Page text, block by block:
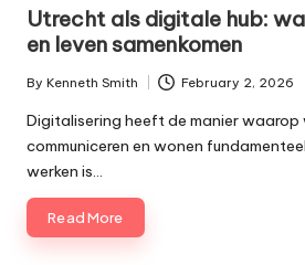
Utrecht als digitale hub:
en leven samenkomen
Posted
by
By Kenneth Smith February 2, 2026
Digitalisering heeft de manier waarop
communiceren en wonen
werken is…
Read More